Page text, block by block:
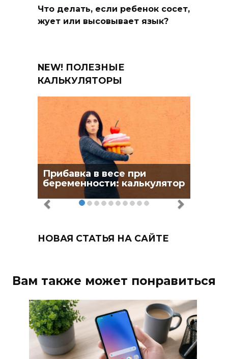
Что делать, если ребенок сосет,
жует или высовывает язык?
NEW! ПОЛЕЗНЫЕ
КАЛЬКУЛЯТОРЫ
Прибавка в весе при
беременности: калькулятор
НОВАЯ СТАТЬЯ НА САЙТЕ
Вам также может понравиться